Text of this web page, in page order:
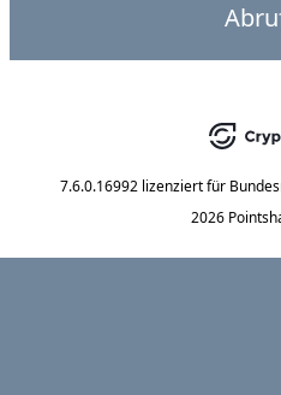
7.6.0.16992 lizenziert für
2026